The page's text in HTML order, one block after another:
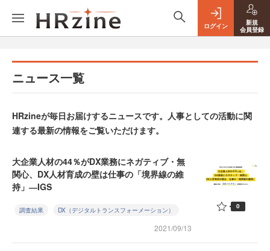
ログイン
新規
会員登録
ニュース一覧
HRzineが毎日お届けするニュースです。人事としての活動に関
連する最新の情報をご覧いただけます。
大企業人材の44％がDX業務にネガティブ・無
関心、DX人材育成の壁は仕事の「境界線の維
持」―IGS
調査結果 DX（デジタルトランスフォーメーション）
2021/09/13
0